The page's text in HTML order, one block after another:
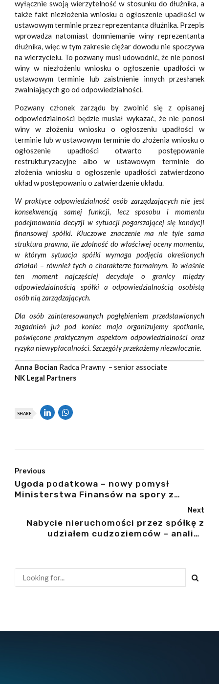
wyłącznie swoją wierzytelność w stosunku do dłużnika, a
także fakt niezłożenia wniosku o ogłoszenie upadłości w
ustawowym terminie przez reprezentanta dłużnika. Przepis
wprowadza natomiast domniemanie winy reprezentanta
dłużnika, więc w tym zakresie ciężar dowodu nie spoczywa
na wierzycielu. To pozwany musi udowodnić, że nie ponosi
winy w niezłożeniu wniosku o ogłoszenie upadłości w
ustawowym terminie lub zaistnienie innych przesłanek
zwalniających go od odpowiedzialności.
Pozwany członek zarządu by zwolnić się z opisanej
odpowiedzialności będzie musiał wykazać, że nie ponosi
winy w złożeniu wniosku o ogłoszeniu upadłości w
terminie lub w ustawowym terminie do złożenia wniosku o
ogłoszenie upadłości otwarto postępowanie
restrukturyzacyjne albo w ustawowym terminie do
złożenia wniosku o ogłoszenie upadłości zatwierdzono
układ w postępowaniu o zatwierdzenie układu.
W praktyce odpowiedzialność osób zarządzających nie jest
konsekwencją samej funkcji, lecz sposobu i momentu
podejmowania decyzji w sytuacji pogarszającej się kondycji
finansowej spółki. Kluczowe znaczenie ma nie tyle sama
struktura prawna, ile zdolność do właściwej oceny momentu,
w którym sytuacja spółki wymaga podjęcia określonych
działań – również tych o charakterze formalnym. To właśnie
ten moment najczęściej decyduje o granicy między
odpowiedzialnością spółki a odpowiedzialnością osobistą
osób nią zarządzających.
Dla osób zainteresowanych pogłębieniem przedstawionych
zagadnień już pod koniec maja organizujemy spotkanie,
poświęcone praktycznym aspektom odpowiedzialności oraz
ryzyka niewypłacalności. Szczegóły przekażemy niezwłocznie.
Anna Bocian Radca Prawny – senior associate
NK Legal Partners
SHARE
Previous
Ugoda podatkowa – nowy pomysł
Ministerstwa Finansów na spory z
Next
Nabycie nieruchomości przez spółkę z
udziałem cudzoziemców – analiza